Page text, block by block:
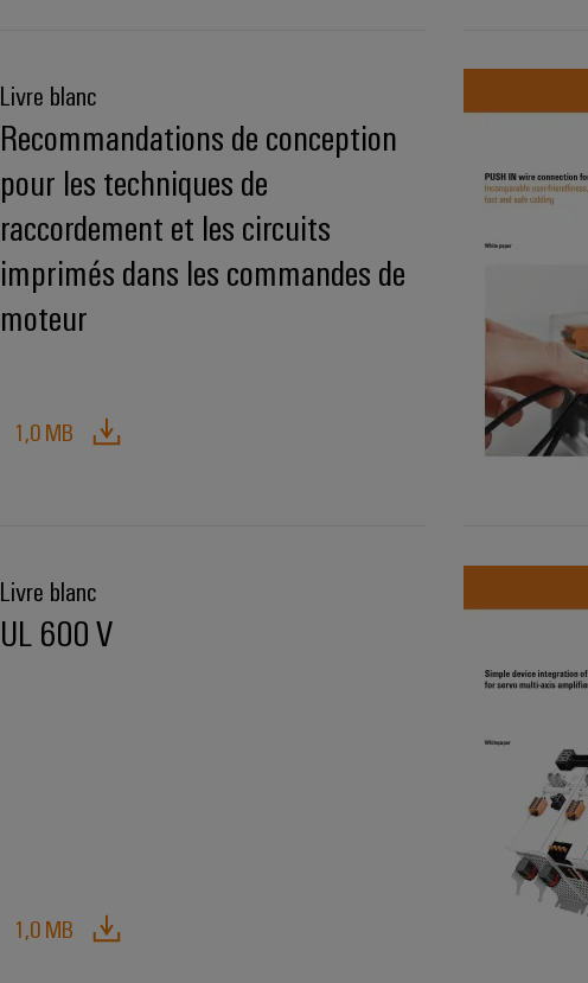
Livre blanc
Recommandations de conception
pour les techniques de
raccordement et les circuits
imprimés dans les commandes de
moteur
1,0 MB
Livre blanc
UL 600 V
1,0 MB